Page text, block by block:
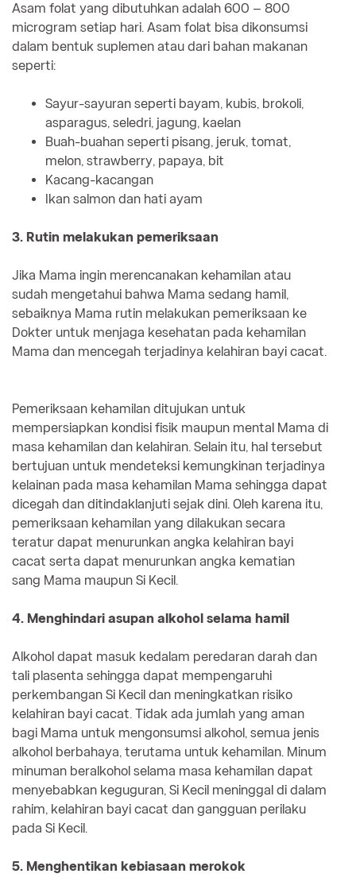
Asam folat yang dibutuhkan adalah 600 – 800
microgram setiap hari. Asam folat bisa dikonsumsi
dalam bentuk suplemen atau dari bahan makanan
seperti:
Sayur-sayuran seperti bayam, kubis, brokoli,
asparagus, seledri, jagung, kaelan
Buah-buahan seperti pisang, jeruk, tomat,
melon, strawberry, papaya, bit
Kacang-kacangan
Ikan salmon dan hati ayam
3. Rutin melakukan pemeriksaan
Jika Mama ingin merencanakan kehamilan atau
sudah mengetahui bahwa Mama sedang hamil,
sebaiknya Mama rutin melakukan pemeriksaan ke
Dokter untuk menjaga kesehatan pada kehamilan
Mama dan mencegah terjadinya kelahiran bayi cacat.
Pemeriksaan kehamilan ditujukan untuk
mempersiapkan kondisi fisik maupun mental Mama di
masa kehamilan dan kelahiran. Selain itu, hal tersebut
bertujuan untuk mendeteksi kemungkinan terjadinya
kelainan pada masa kehamilan Mama sehingga dapat
dicegah dan ditindaklanjuti sejak dini. Oleh karena itu,
pemeriksaan kehamilan yang dilakukan secara
teratur dapat menurunkan angka kelahiran bayi
cacat serta dapat menurunkan angka kematian
sang Mama maupun Si Kecil.
4. Menghindari asupan alkohol selama hamil
Alkohol dapat masuk kedalam peredaran darah dan
tali plasenta sehingga dapat mempengaruhi
perkembangan Si Kecil dan meningkatkan risiko
kelahiran bayi cacat. Tidak ada jumlah yang aman
bagi Mama untuk mengonsumsi alkohol, semua jenis
alkohol berbahaya, terutama untuk kehamilan. Minum
minuman beralkohol selama masa kehamilan dapat
menyebabkan keguguran, Si Kecil meninggal di dalam
rahim, kelahiran bayi cacat dan gangguan perilaku
pada Si Kecil.
5. Menghentikan kebiasaan merokok